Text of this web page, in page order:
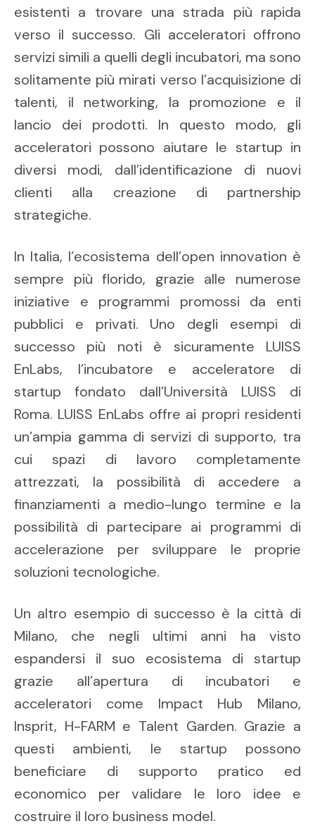
esistenti a trovare una strada più rapida
verso il successo. Gli acceleratori offrono
servizi simili a quelli degli incubatori, ma sono
solitamente più mirati verso l’acquisizione di
talenti, il networking, la promozione e il
lancio dei prodotti. In questo modo, gli
acceleratori possono aiutare le startup in
diversi modi, dall’identificazione di nuovi
clienti alla creazione di partnership
strategiche.
In Italia, l’ecosistema dell’open innovation è
sempre più florido, grazie alle numerose
iniziative e programmi promossi da enti
pubblici e privati. Uno degli esempi di
successo più noti è sicuramente LUISS
EnLabs, l’incubatore e acceleratore di
startup fondato dall’Università LUISS di
Roma. LUISS EnLabs offre ai propri residenti
un’ampia gamma di servizi di supporto, tra
cui spazi di lavoro completamente
attrezzati, la possibilità di accedere a
finanziamenti a medio-lungo termine e la
possibilità di partecipare ai programmi di
accelerazione per sviluppare le proprie
soluzioni tecnologiche.
Un altro esempio di successo è la città di
Milano, che negli ultimi anni ha visto
espandersi il suo ecosistema di startup
grazie all’apertura di incubatori e
acceleratori come Impact Hub Milano,
Insprit, H-FARM e Talent Garden. Grazie a
questi ambienti, le startup possono
beneficiare di supporto pratico ed
economico per validare le loro idee e
costruire il loro business model.